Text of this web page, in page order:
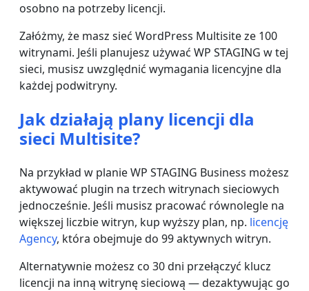
osobno na potrzeby licencji.
Załóżmy, że masz sieć WordPress Multisite ze 100
witrynami. Jeśli planujesz używać WP STAGING w tej
sieci, musisz uwzględnić wymagania licencyjne dla
każdej podwitryny.
Jak działają plany licencji dla
sieci Multisite?
Na przykład w planie WP STAGING Business możesz
aktywować plugin na trzech witrynach sieciowych
jednocześnie. Jeśli musisz pracować równolegle na
większej liczbie witryn, kup wyższy plan, np. licencję
Agency, która obejmuje do 99 aktywnych witryn.
Alternatywnie możesz co 30 dni przełączyć klucz
licencji na inną witrynę sieciową — dezaktywując go